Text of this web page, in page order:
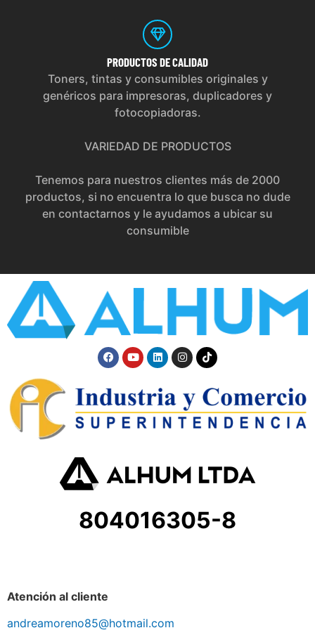
PRODUCTOS DE CALIDAD
Toners, tintas y consumibles originales y
genéricos para impresoras, duplicadores y
fotocopiadoras.
VARIEDAD DE PRODUCTOS
Tenemos para nuestros clientes más de 2000
productos, si no encuentra lo que busca no dude
en contactarnos y le ayudamos a ubicar su
consumible
804016305-8
Atención al cliente
andreamoreno85@hotmail.com